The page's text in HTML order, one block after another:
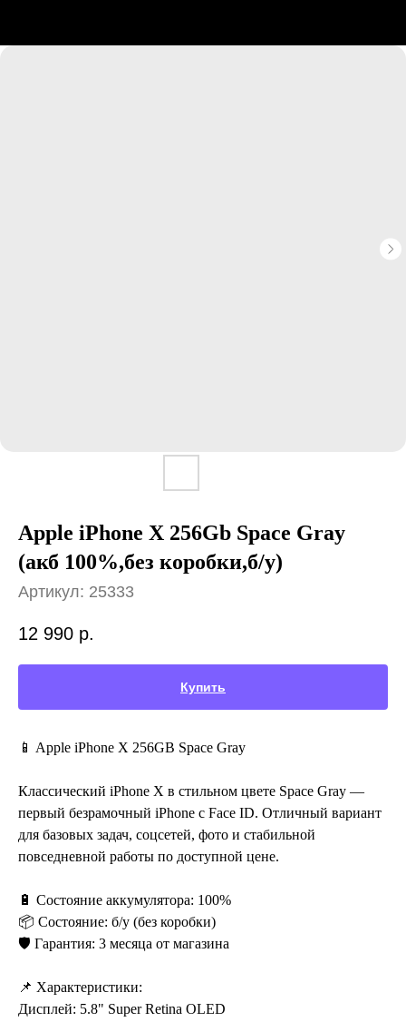
Apple iPhone X 256Gb Space Gray
(акб 100%,без коробки,б/у)
Артикул: 25333
12 990 р.
Купить
📱 Apple iPhone X 256GB Space Gray
Классический iPhone X в стильном цвете Space Gray —
первый безрамочный iPhone с Face ID. Отличный вариант
для базовых задач, соцсетей, фото и стабильной
повседневной работы по доступной цене.
🔋 Состояние аккумулятора: 100%
📦 Состояние: б/у (без коробки)
🛡️ Гарантия: 3 месяца от магазина
📌 Характеристики:
Дисплей: 5.8" Super Retina OLED